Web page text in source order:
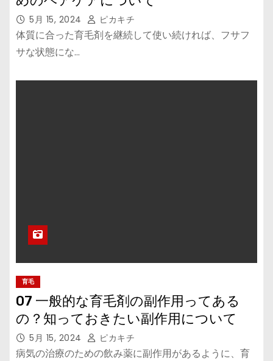
5月 15, 2024 ピカキチ
体質に合った育毛剤を継続して使い続ければ、フサフ
サな状態にな…
育毛
07 一般的な育毛剤の副作用ってある
の？知っておきたい副作用について
5月 15, 2024 ピカキチ
病気の治療のための飲み薬に副作用があるように、育